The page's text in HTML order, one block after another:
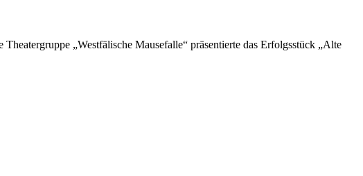
„Westfälische Mausefalle“ präsentierte das Erfolgsstück „Alte